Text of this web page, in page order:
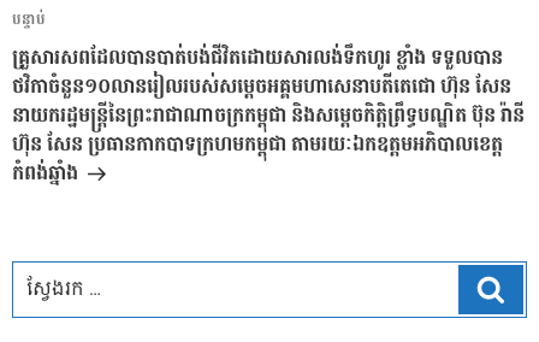
អត្ថបទ
បន្ទាប់
បន្ទាប់
គ្រួសារសពដែលបានបាត់បង់ជីវិតដោយសារលង់ទឹកហូរ ខ្លាំង ទទួលបាន
ថវិកាចំនួន១០លានរៀលរបស់សម្ដេចអគ្គមហាសេនាបតីតេជោ ហ៊ុន សែន
នាយករដ្ឋមន្ត្រីនៃព្រះរាជាណាចក្រកម្ពុជា និងសម្ដេចកិត្តិព្រឹទ្ធបណ្ឌិត ប៊ុន រ៉ានី
ហ៊ុន សែន ប្រធានកាកបាទក្រហមកម្ពុជា តាមរយៈឯកឧត្តមអភិបាលខេត្ត
កំពង់ឆ្នាំង